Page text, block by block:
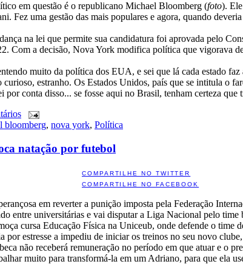
em questão é o republicano Michael Bloomberg (foto).
Fez uma gestão das mais populares e agora, quando
na lei que permite sua candidatura foi aprovada pelo
Com a decisão, Nova York modifica política que vigorava
muito da política dos EUA, e sei que lá cada estado
estranho. Os Estados Unidos, país que se intitula o
por conta disso... se fosse aqui no Brasil, tenham certeza que
bloomberg, nova york, Política
natação por futebol
COMPARTILHE NO TWITTER
COMPARTILHE NO FACEBOOK
em reverter a punição imposta pela Federação
entre universitárias e vai disputar a Liga Nacional pelo time
cursa Educação Física na Uniceub, onde defende o time
por estresse a impediu de iniciar os treinos no seu novo
não receberá remuneração no período em que atuar e o
muito para transformá-la em um Adriano, para que ela